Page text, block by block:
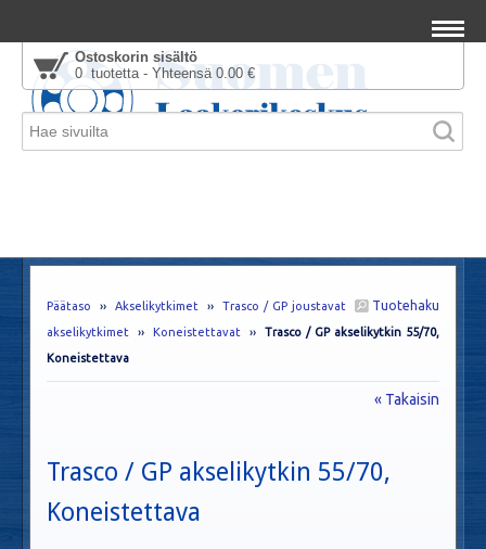
Ostoskorin sisältö
0 tuotetta - Yhteensä 0.00 €
Tuotehaku
Päätaso ›› Akselikytkimet ›› Trasco / GP joustavat
akselikytkimet ›› Koneistettavat ›› Trasco / GP akselikytkin 55/70,
Koneistettava
« Takaisin
Trasco / GP akselikytkin 55/70,
Koneistettava